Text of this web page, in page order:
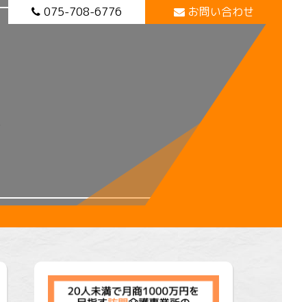
075-708-6776 お問い合わせ